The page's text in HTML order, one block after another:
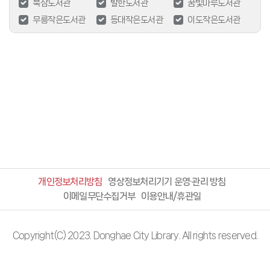
북삼도서관 발한도서관
꿈빛마루도서관
무릉작은도서관
등대작은도서관 이도작은도서관
개인정보처리방침
영상정보처리기기 운영·관리 방침
이메일무단수집거부
이용안내/휴관일
Copyright(C) 2023. Donghae City Library. All rights reserved.